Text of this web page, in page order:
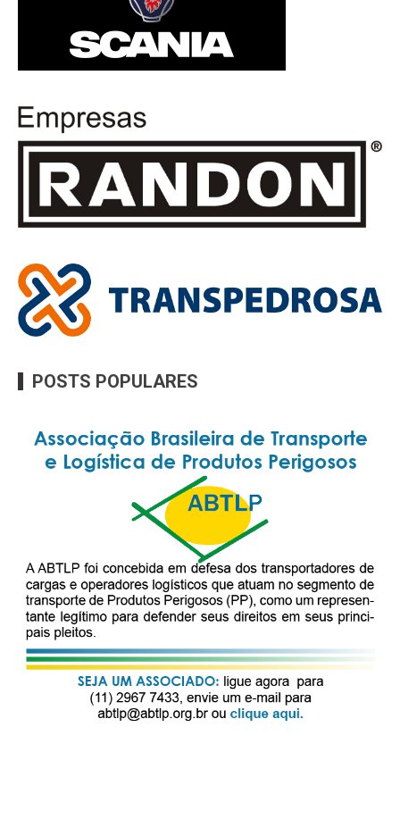
POSTS POPULARES